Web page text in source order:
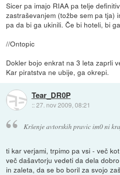
Sicer pa imajo RIAA pa telje
zastraševanjem (tožbe sem pa tja)
pa da bi ga ukinili. Če bi hoteli, bi
//Ontopic
Dokler bojo enkrat na 3 leta zaprli
Kar piratstva ne ubije, ga okrepi.
Tear_DR0P
::27. nov 2009, 08:21
Kršenje avtorskih pravic im0 ni
ti kar verjami, trpimo pa vsi - več
več dašavtorju vedeti da dela
in zaleta, da se bo boril za svojo